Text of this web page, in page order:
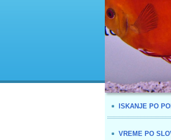
ISKANJE PO
VREME PO